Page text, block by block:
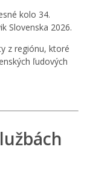
kolo 34.
Slovenska 2026.
z regiónu, ktoré
ľudových